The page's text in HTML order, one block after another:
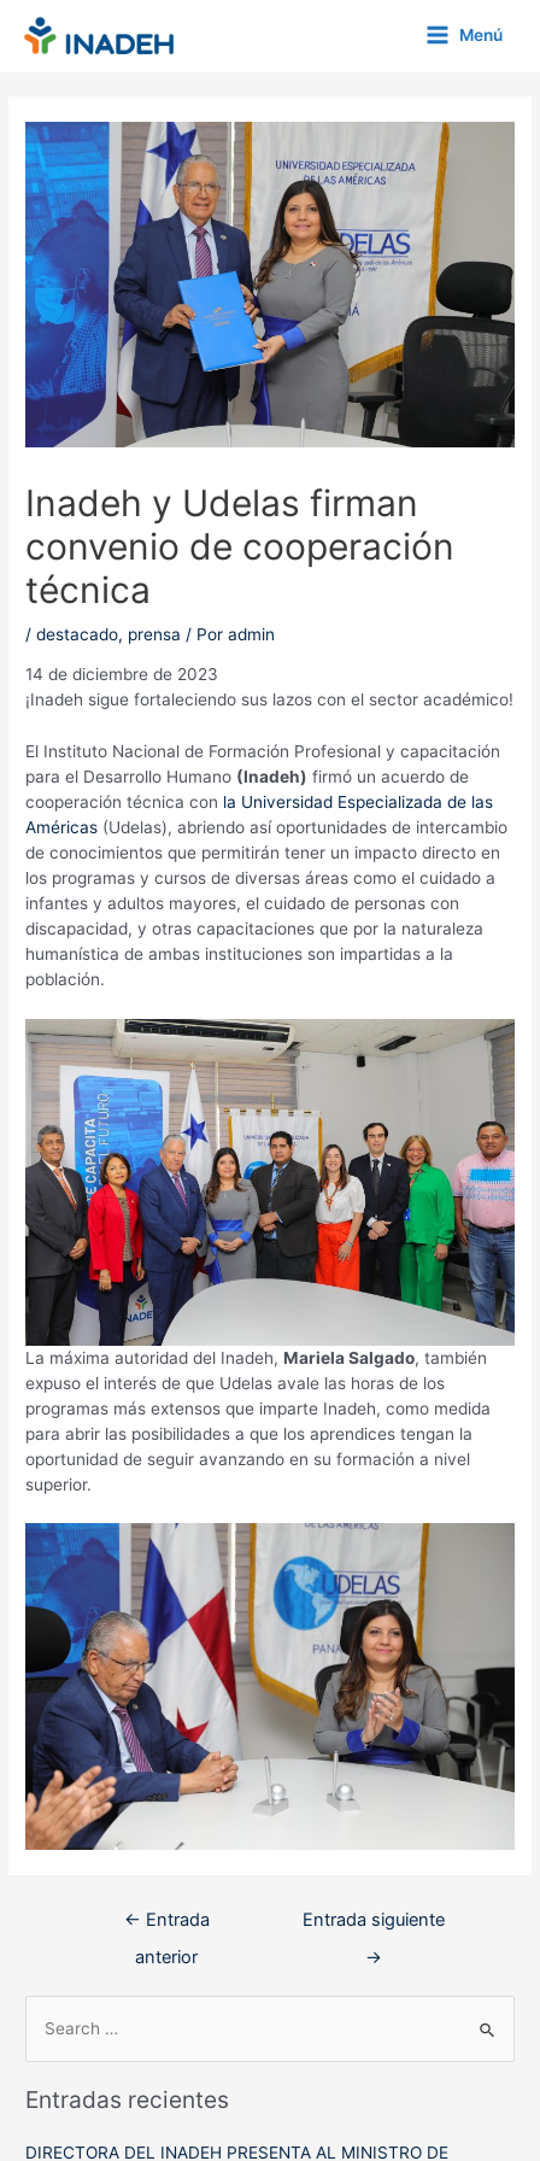
Menú
Inadeh y Udelas firman
convenio de cooperación
técnica
/destacado, prensa / Poradmin
14 de diciembre de 2023
¡Inadeh sigue fortaleciendo sus lazos con el sector académico!
El Instituto Nacional de Formación Profesional y capacitación
para el Desarrollo Humano (Inadeh) firmó un acuerdo de
cooperación técnica con la Universidad Especializada de las
Américas (Udelas), abriendo así oportunidades de intercambio
de conocimientos que permitirán tener un impacto directo en
los programas y cursos de diversas áreas como el cuidado a
infantes y adultos mayores, el cuidado de personas con
discapacidad, y otras capacitaciones que por la naturaleza
humanística de ambas instituciones son impartidas a la
población.
La máxima autoridad del Inadeh,Mariela Salgado, también
expuso el interés de que Udelas avale las horas de los
programas más extensos que imparte Inadeh, como medida
para abrir las posibilidades a que los aprendices tengan la
oportunidad de seguir avanzando en su formación a nivel
superior.
Navegación
← Entrada
anterior
Entrada siguiente
→
c
Entradas recientes
DIRECTORA DEL INADEH PRESENTA AL MINISTRO DE